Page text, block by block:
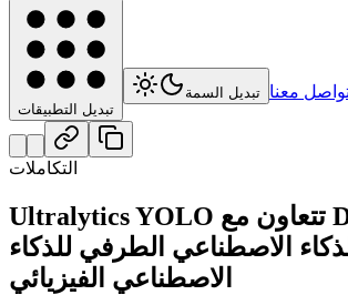
تبديل التطبيقات
تبديل السمة معنا
التكاملات
Ultralytics YOLO تتعاون مع DEEPX:
الاصطناعي الطرفي للذكاء
الاصطناعي الفيزيائي